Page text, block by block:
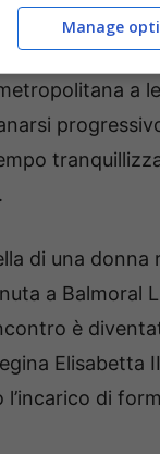
nipote William
poi apparire
a
di una donna
a Balmoral
è
di
Manage